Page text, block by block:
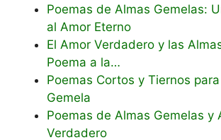
Poemas de Almas Gemelas:
al Amor Eterno
El Amor Verdadero y las
Poema a la…
Poemas Cortos y Tiernos
Gemela
Poemas de Almas Gemelas y
Verdadero